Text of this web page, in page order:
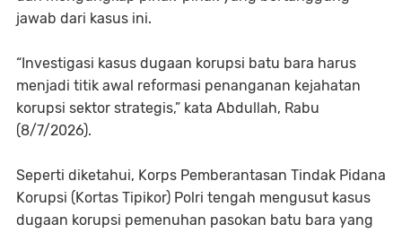
jawab dari kasus ini.
“Investigasi kasus dugaan korupsi batu bara harus
menjadi titik awal reformasi penanganan kejahatan
korupsi sektor strategis,” kata Abdullah, Rabu
(8/7/2026).
Seperti diketahui, Korps Pemberantasan Tindak Pidana
Korupsi (Kortas Tipikor) Polri tengah mengusut kasus
dugaan korupsi pemenuhan pasokan batu bara yang